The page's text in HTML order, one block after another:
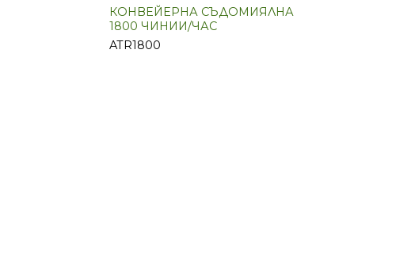
КОНВЕЙЕРНА СЪДОМИЯЛНА
1800 ЧИНИИ/ЧАС
ATR1800